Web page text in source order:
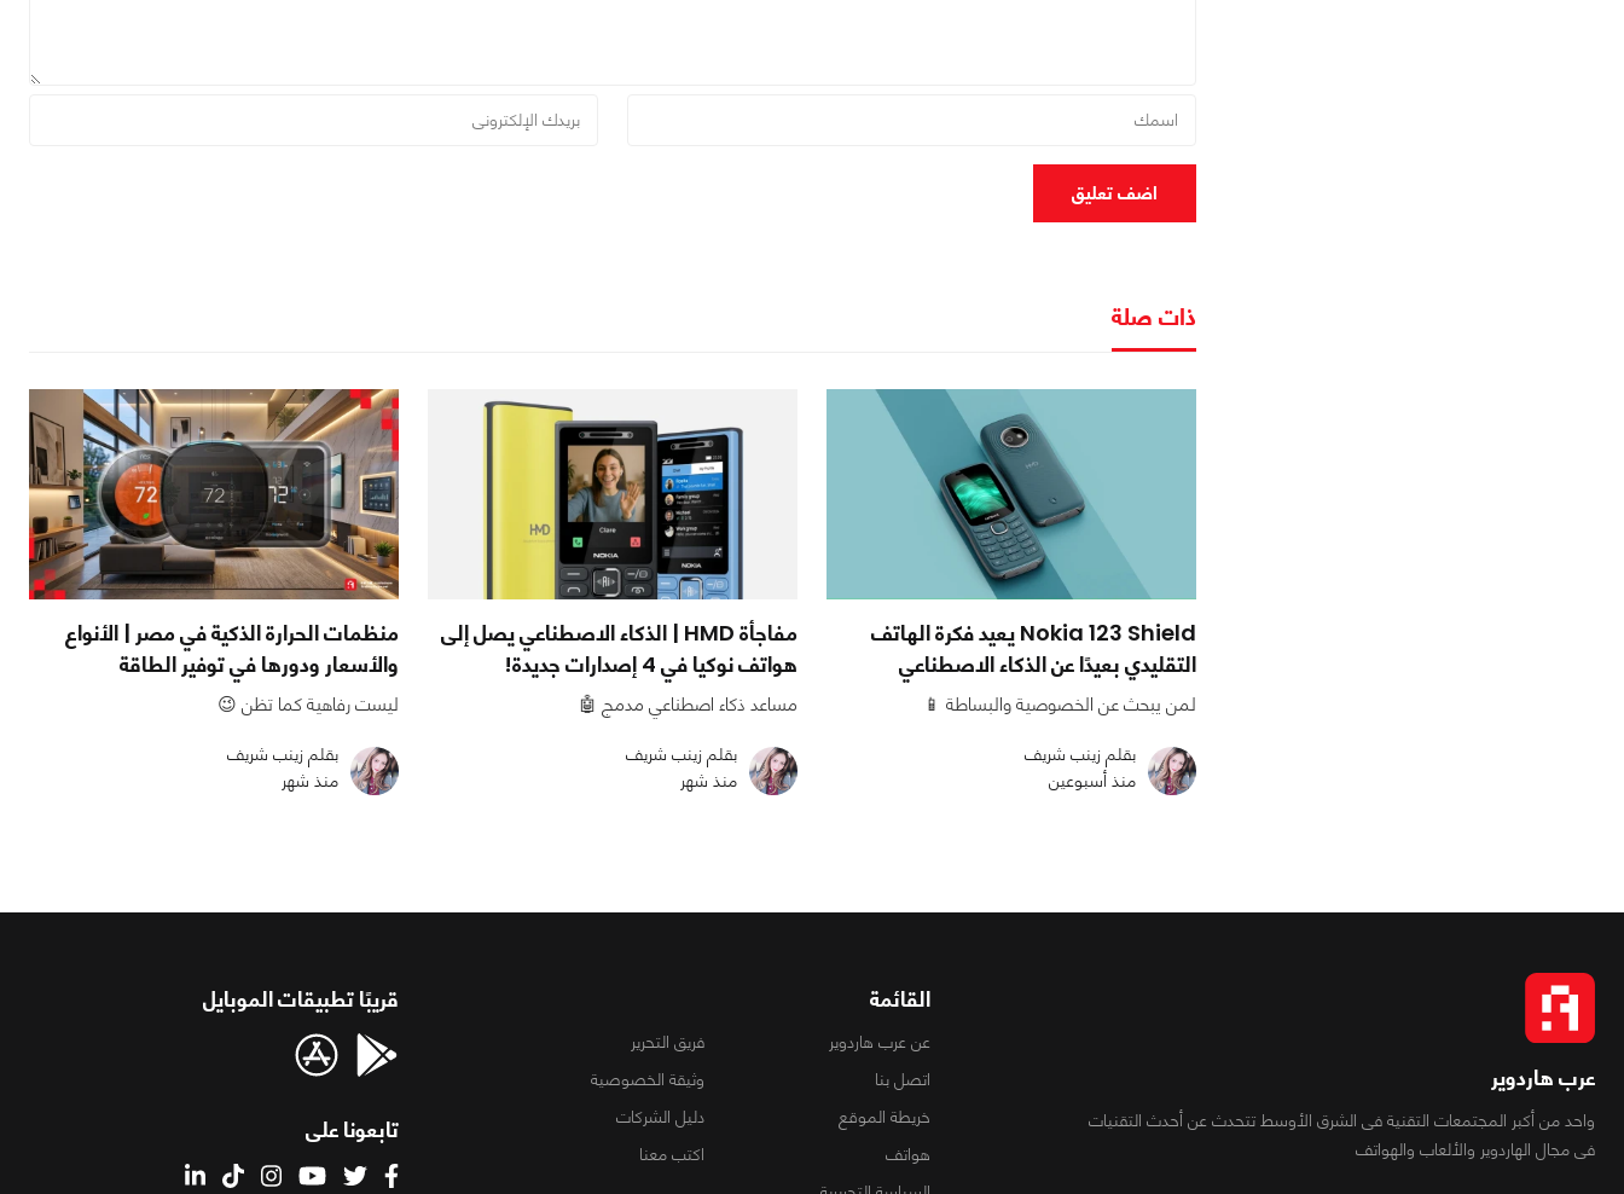
اضف تعليق
ذات صلة
Nokia 123 Shield يعيد فكرة الهاتف
التقليدي بعيدًا عن الذكاء الاصطناعي
لمن يبحث عن الخصوصية والبساطة 📱
بقلم زينب شريف
منذ أسبوعين
مفاجأة HMD | الذكاء الاصطناعي يصل إلى
هواتف نوكيا في 4 إصدارات جديدة!
مساعد ذكاء اصطناعي مدمج 🤖
بقلم زينب شريف
منذ شهر
منظمات الحرارة الذكية في مصر | الأنواع
والأسعار ودورها في توفير الطاقة
ليست رفاهية كما تظن 😉
بقلم زينب شريف
منذ شهر
عرب هاردوير
واحد من أكبر المجتمعات التقنية فى الشرق الأوسط تتحدث عن أحدث التقنيات
فى مجال الهاردوير والألعاب والهواتف
القائمة
عن عرب هاردوير
فريق التحرير
اتصل بنا
وثيقة الخصوصية
خريطة الموقع
دليل الشركات
هواتف
اكتب معنا
قريبًا تطبيقات الموبايل
تابعونا على